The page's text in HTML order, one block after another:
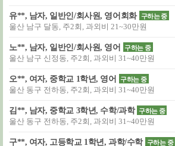
유**, 남자, 일반인/회사원, 영어회화 구하는 중
울산 남구 달동, 주2회, 과외비 21~30만원
노**, 남자, 일반인/회사원, 영어 구하는 중
울산 남구 신정동, 주2회, 과외비 31~40만원
오**, 여자, 중학교 1학년, 영어 구하는 중
울산 동구 전하동, 주2회, 과외비 31~40만원
김**, 남자, 중학교 3학년, 수학/과학 구하는 중
울산 동구 전하동, 주2회, 과외비 31~40만원
구**, 여자, 고등학교 1학년, 과학/수학 구하는 중